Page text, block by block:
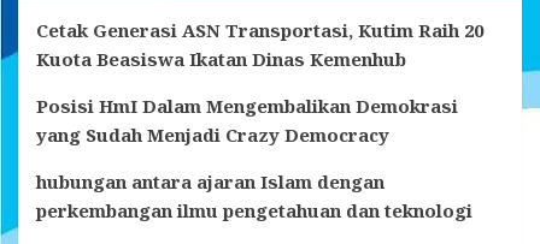
Cetak Generasi ASN Transportasi, Kutim Raih 20
Kuota Beasiswa Ikatan Dinas Kemenhub
Posisi HmI Dalam Mengembalikan Demokrasi
yang Sudah Menjadi Crazy Democracy
hubungan antara ajaran Islam dengan
perkembangan ilmu pengetahuan dan teknologi